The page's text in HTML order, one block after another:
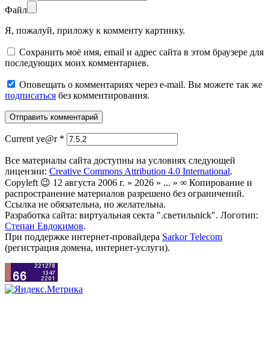
Файл
Я, пожалуй, приложу к комменту картинку.
Сохранить моё имя, email и адрес сайта в этом браузере для
последующих моих комментариев.
Оповещать о комментариях через e-mail. Вы можете так же
подписаться без комментирования.
Current ye@r *
Все материалы сайта доступны на условиях следующей
лицензии: Creative Commons Attribution 4.0 International.
Copyleft 😉 12 августа 2006 г. » 2026 » ... » ∞ Копирование и
распространение материалов разрешено без ограничений.
Ссылка не обязательна, но желательна.
Разработка сайта: виртуальная секта ".светильnick". Логотип:
Степан Евдокимов.
При поддержке интернет-провайдера Sarkor Telecom
(регистрация домена, интернет-услуги).